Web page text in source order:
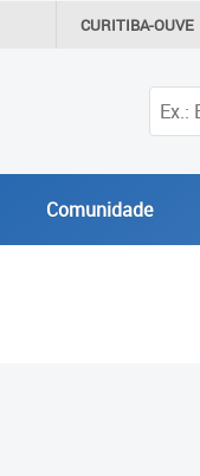
CURITIBA-OUVE
Comunidade